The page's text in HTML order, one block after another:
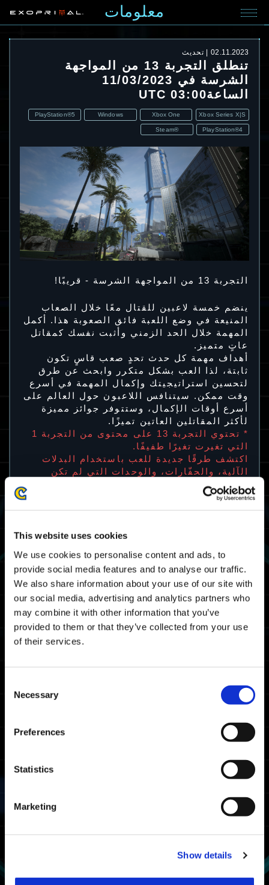
This website uses cookies
We use cookies to personalise content and ads, to
provide social media features and to analyse our traffic.
We also share information about your use of our site with
our social media, advertising and analytics partners who
may combine it with other information that you’ve
provided to them or that they’ve collected from your use
of their services.
Selection
Necessary
Preferences
Statistics
Marketing
Show details
معلومات
02.11.2023 تحديث
تنطلق التجربة 13 من المواجهة
الشرسة في 11/03/2023
الساعة03:00 UTC
Xbox Series X|S
Xbox One
Windows
PlayStation®5
PlayStation®4
Steam®
التجربة 13 من المواجهة الشرسة - قريبًا!
ينضم خمسة لاعبين للقتال معًا خلال الصعاب
المنيعة في وضع اللعبة فائق الصعوبة هذا. أكمل
المهمة خلال الحد الزمني وأثبت نفسك كمقاتل
عاتٍ متميز.
أهداف مهمة كل حدث تحدٍ صعب قاسٍ تكون
ثابتة، لذا العب بشكل متكرر وابحث عن طرق
لتحسين استراتيجيتك وإكمال المهمة في أسرع
وقت ممكن. سيتنافس اللاعبون حول العالم على
أسرع أوقات الإكمال، وستتوفر جوائز مميزة
لأكثر المقاتلين العاتين تميزًا.
* تحتوي التجربة 13 على محتوى من التجربة 1
التي تغيرت تغيرًا طفيفًا.
اكتشف طرقًا جديدة للعب باستخدام البدلات
الآلية، والحفّارات، والوحدات التي لم تكن
موجودة حينها!
فترة إتاحة لعب التجربة 13
03/11 2023 03:00 UTC ～ 07/11 2023 02:59
11/02 2023 20:00 PDT ～ 11/06 2023 18:59
PST
الخريطة
وسط البلد
مكافآت التصنيف
أكمِل تحدٍ المواجهة الشرسة مرة على الأقل.
محترف الصعوبات
تصنيف زمن